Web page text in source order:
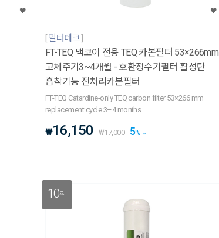
필터테크
FT-TEQ 맥코이 전용 TEQ 카본필터 53×266mm
교체주기3~4개월 - 호환정수기필터 활성탄
흡착기능 전처리카본필터
FT-TEQ Catardine-only TEQ carbon filter 53×266 mm
replacement cycle 3–4 months
₩16,150 ₩17,000 5%
10위